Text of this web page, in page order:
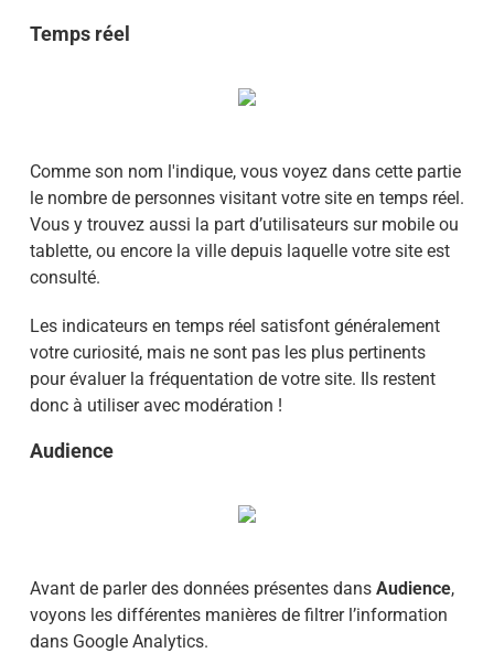
Temps réel
Comme son nom l'indique, vous voyez dans cette partie
le nombre de personnes visitant votre site en temps réel.
Vous y trouvez aussi la part d’utilisateurs sur mobile ou
tablette, ou encore la ville depuis laquelle votre site est
consulté.
Les indicateurs en temps réel satisfont généralement
votre curiosité, mais ne sont pas les plus pertinents
pour évaluer la fréquentation de votre site. Ils restent
donc à utiliser avec modération !
Audience
Avant de parler des données présentes dans Audience,
voyons les différentes manières de filtrer l’information
dans Google Analytics.